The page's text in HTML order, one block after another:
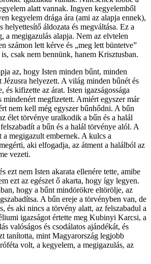
alatt vannak. Ingyen kegyelemből
kegyelem drága ára (ami az alapja ennek),
helyettesítő áldozata és megváltása. Ez a
a megigazulás alapja. Nem az elvtelen
számon lett kérve és „meg lett büntetve”
csak nem bennünk, hanem Krisztusban.
az, hogy Isten minden bűnt, minden
Jézusra helyezett. A világ minden bűnét és
és kifizette az árat. Isten igazságossága
megfizetett. Amiért egyszer már
nem kell még egyszer bűnhődni. A bűn
élet törvénye uralkodik a bűn és a halál
a bűn és a halál törvénye alól. A
a megigazult embernek. A kulcs a
aki elfogadja, az átment a halálból az
vezeti.
ezt nem Isten akarata ellenére tette, amibe
ezt az egészet ő akarta, hogy így legyen.
hogy a bűnt mindörökre eltörölje, az
A bűn ereje a törvényben van, de
és aki nincs a törvény alatt, az felszabadul a
igazságot értette meg Kubinyi Karcsi, a
valóságos és csodálatos ajándékát, és
tanította, mint Magyarország legjobb
volt, a kegyelem, a megigazulás, az